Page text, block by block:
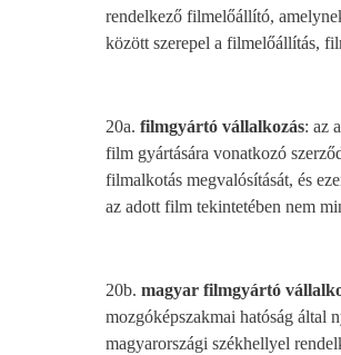
rendelkező filmelőállító,
között szerepel a filmelőállítás,
20a. filmgyártó vállalkozás: az
film gyártására vonatkozó
filmalkotás megvalósítását, és
az adott film tekintetében nem
20b. magyar filmgyártó
mozgóképszakmai hatóság által
magyarországi székhellyel